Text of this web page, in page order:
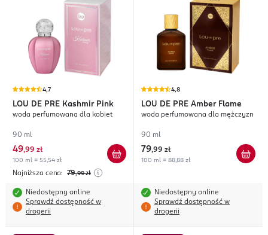
4,7
LOU DE PRE Kashmir Pink
woda perfumowana dla kobiet
90 ml
49,99 zł
100 ml = 55,54 zł
Najniższa cena: 79,99 zł
Niedostępny online
Sprawdź dostępność w
drogerii
4,8
LOU DE PRE Amber Flame
woda perfumowana dla mężczyzn
90 ml
79,99 zł
100 ml = 88,88 zł
Niedostępny online
Sprawdź dostępność w
drogerii